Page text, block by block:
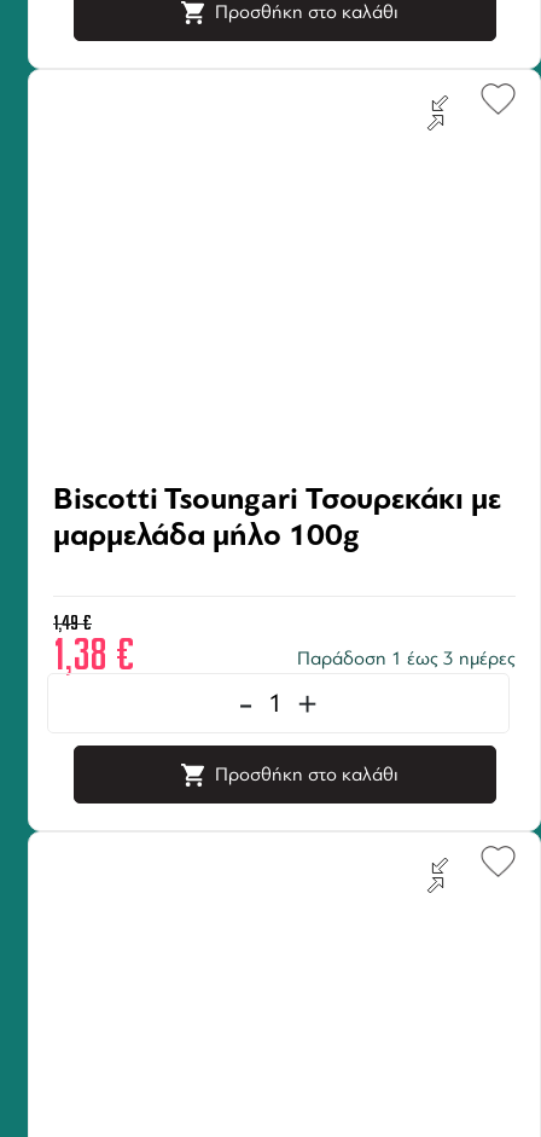
Προσθήκη στο καλάθι
Biscotti Tsoungari Τσουρεκάκι με
μαρμελάδα μήλο 100g
1,49€
1,38 € Παράδοση 1 έως 3 ημέρες
- +
Προσθήκη στο καλάθι